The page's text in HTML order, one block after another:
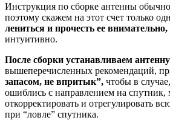
Инструкция по сборке антенны
поэтому скажем на этот счет только
лениться и прочесть ее внимательно,
интуитивно.
После сборки устанавливаем антенну
вышеперечисленных рекомендаций,
запасом, не впритык”, чтобы в
ошиблись с направлением на
откорректировать и отрегулировать
при “ловле” спутника.